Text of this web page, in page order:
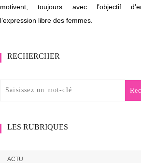
motivent, toujours avec l’objectif
l’expression libre des femmes.
RECHERCHER
LES RUBRIQUES
ACTU